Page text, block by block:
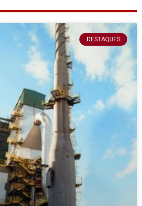
DESTAQUES